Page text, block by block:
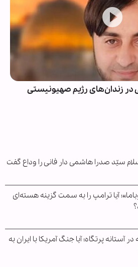
زندان‌های رژیم صهیونیستی
سیّد صدرا هاشمی دار فانی را وداع گفت
آیا ترامپ را به سمت گزینه هسته‌ای
در آستانه پرتگاه؛ آیا جنگ آمریکا با ایران به